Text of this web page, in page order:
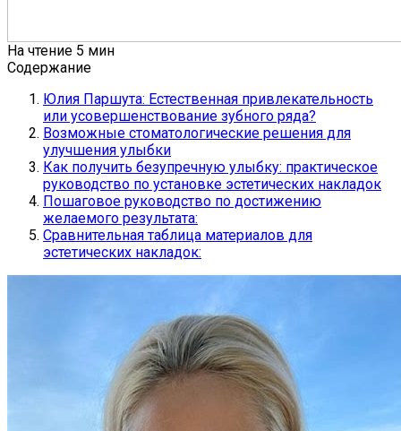
На чтение 5 мин
Содержание
Юлия Паршута: Естественная привлекательность
или усовершенствование зубного ряда?
Возможные стоматологические решения для
улучшения улыбки
Как получить безупречную улыбку: практическое
руководство по установке эстетических накладок
Пошаговое руководство по достижению
желаемого результата:
Сравнительная таблица материалов для
эстетических накладок: